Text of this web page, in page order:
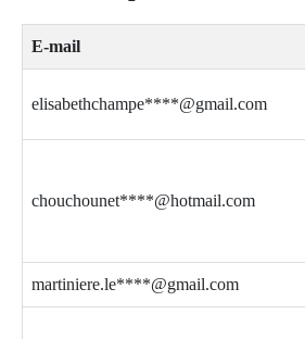
E-mail
elisabethchampe****@gmail.com
chouchounet****@hotmail.com
martiniere.le****@gmail.com